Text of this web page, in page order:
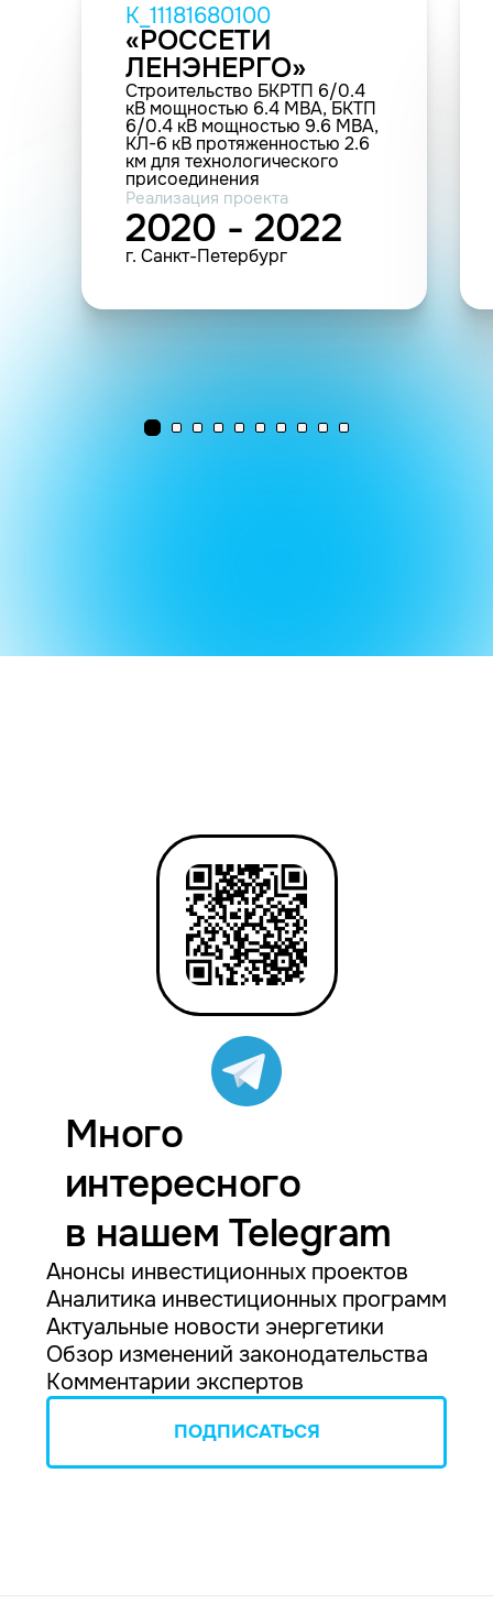
K_11181680100
«РОССЕТИ
ЛЕНЭНЕРГО»
Строительство БКРТП 6/0.4
кВ мощностью 6.4 МВА, БКТП
6/0.4 кВ мощностью 9.6 МВА,
КЛ-6 кВ протяженностью 2.6
км для технологического
присоединения
многоэтажного жилого дома
со встроенно-
пристроенными
помещениями и встроенно-
пристроенным объектом
Реализация проекта
2020 - 2022
г. Санкт-Петербург
Много
интересного
в нашем Telegram
Анонсы инвестиционных проектов
Аналитика инвестиционных программ
Актуальные новости энергетики
Обзор изменений законодательства
Комментарии экспертов
ПОДПИСАТЬСЯ